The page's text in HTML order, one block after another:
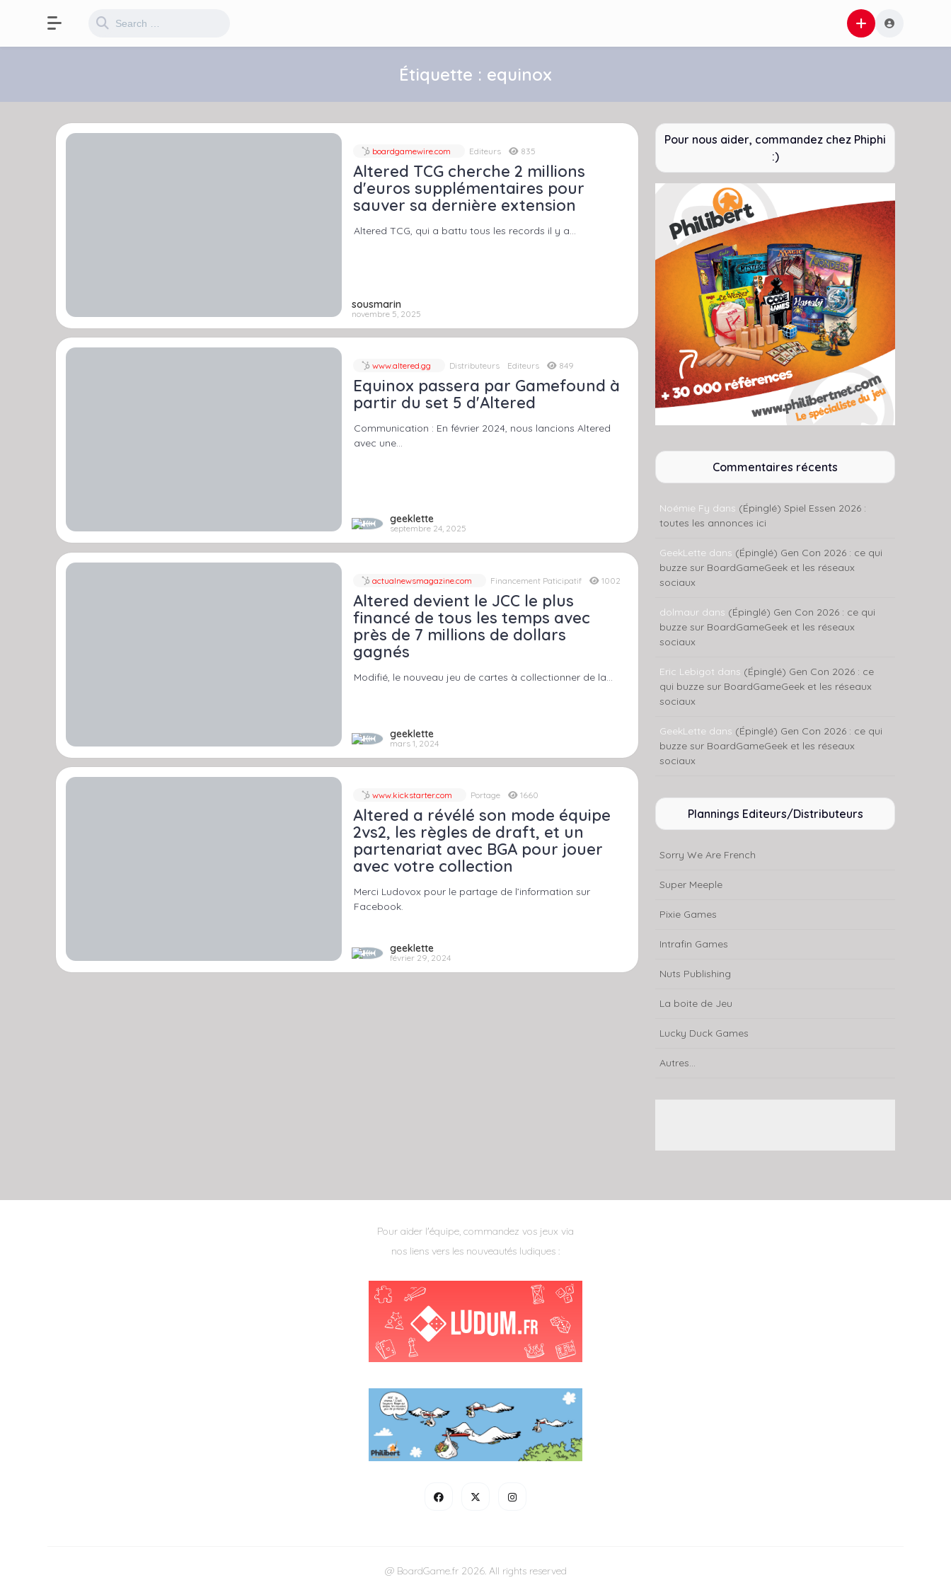
Étiquette : equinox
boardgamewire.com Editeurs 835
Altered TCG cherche 2 millions
d'euros supplémentaires pour
sauver sa dernière extension
Altered TCG, qui a battu tous les records il y a…
sousmarin
novembre 5, 2025
www.altered.gg Distributeurs Editeurs 849
Equinox passera par Gamefound à
partir du set 5 d'Altered
Communication : En février 2024, nous lancions Altered
avec une…
geeklette
septembre 24, 2025
actualnewsmagazine.com Financement Paticipatif 1002
Altered devient le JCC le plus
financé de tous les temps avec
près de 7 millions de dollars
gagnés
Modifié, le nouveau jeu de cartes à collectionner de la…
geeklette
mars 1, 2024
www.kickstarter.com Portage 1660
Altered a révélé son mode équipe
2vs2, les règles de draft, et un
partenariat avec BGA pour jouer
avec votre collection
Merci Ludovox pour le partage de l’information sur
Facebook.
geeklette
février 29, 2024
Pour nous aider, commandez chez Phiphi
:)
Commentaires récents
Noémie Fy dans (Épinglé) Spiel Essen 2026 :
toutes les annonces ici
GeekLette dans (Épinglé) Gen Con 2026 : ce qui
buzze sur BoardGameGeek et les réseaux
sociaux
dolmaur dans (Épinglé) Gen Con 2026 : ce qui
buzze sur BoardGameGeek et les réseaux
sociaux
Eric Lebigot dans (Épinglé) Gen Con 2026 : ce
qui buzze sur BoardGameGeek et les réseaux
sociaux
GeekLette dans (Épinglé) Gen Con 2026 : ce qui
buzze sur BoardGameGeek et les réseaux
sociaux
Plannings Editeurs/Distributeurs
Sorry We Are French
Super Meeple
Pixie Games
Intrafin Games
Nuts Publishing
La boite de Jeu
Lucky Duck Games
Autres...
Pour aider l'équipe, commandez vos jeux via
nos liens vers les nouveautés ludiques :
@ BoardGame.fr 2026. All rights reserved